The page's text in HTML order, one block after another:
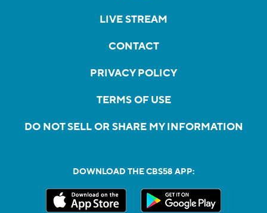
LIVE STREAM
CONTACT
PRIVACY POLICY
TERMS OF USE
DO NOT SELL OR SHARE MY INFORMATION
DOWNLOAD THE CBS58 APP: